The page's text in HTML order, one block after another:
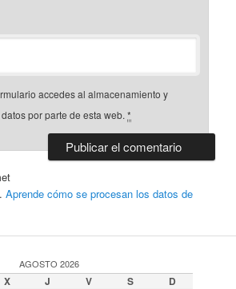
accedes al almacenamiento y
por parte de esta web.*
Aprende cómo se procesan los datos de
AGOSTO 2026
X J V S D